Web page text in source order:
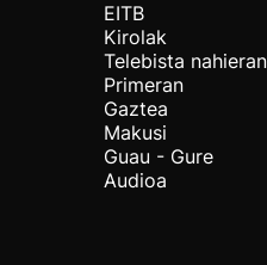
EITB
Kirolak
Telebista nahieran
Primeran
Gaztea
Makusi
Guau - Gure
Audioa